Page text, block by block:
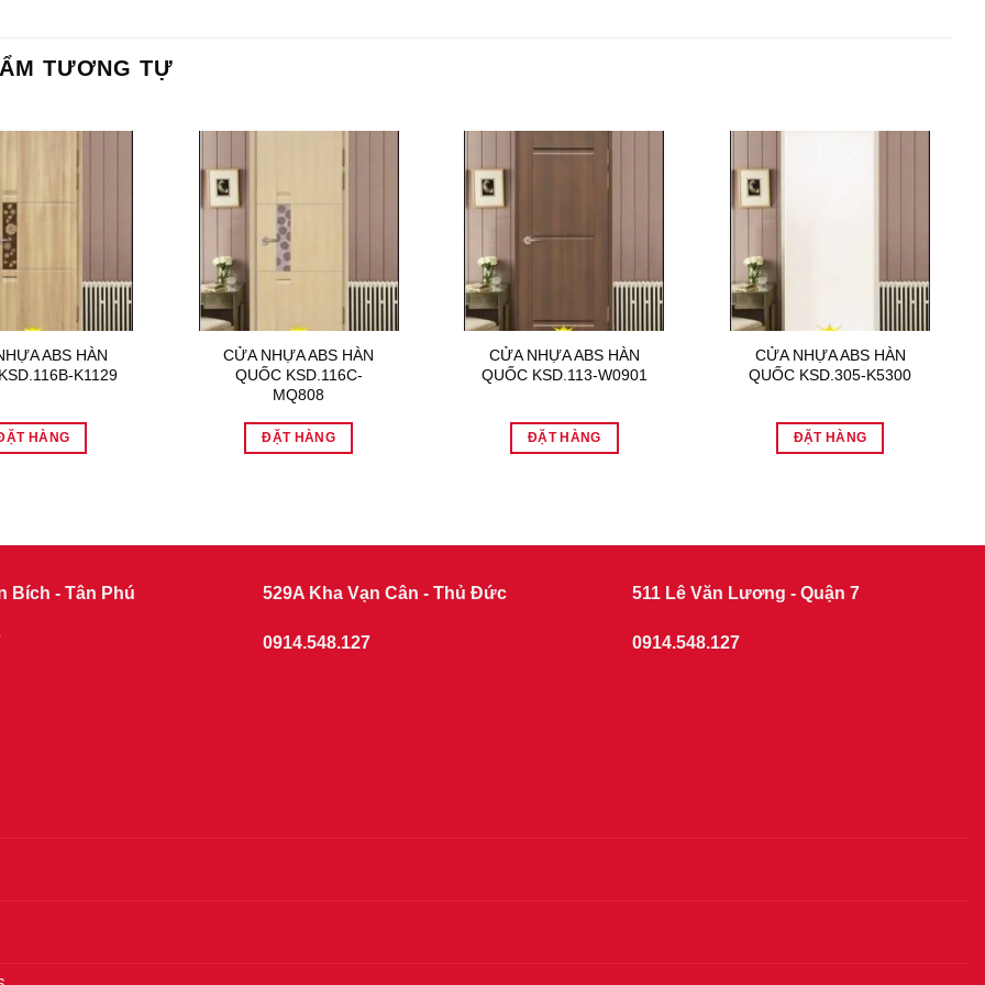
TƯƠNG TỰ
ABS HÀN
K1129
HÀNG
CỬA NHỰA ABS HÀN
QUỐC KSD.116C-
MQ808
ĐẶT HÀNG
CỬA NHỰA ABS HÀN
QUỐC KSD.113-W0901
ĐẶT HÀNG
CỬA NHỰA ABS HÀN
QUỐC KSD.305-K5300
ĐẶT HÀNG
Bích - Tân Phú 529A Kha Vạn Cân - Thủ Đức
0914.548.127
511 Lê Văn Lương - Quận 7
0914.548.127